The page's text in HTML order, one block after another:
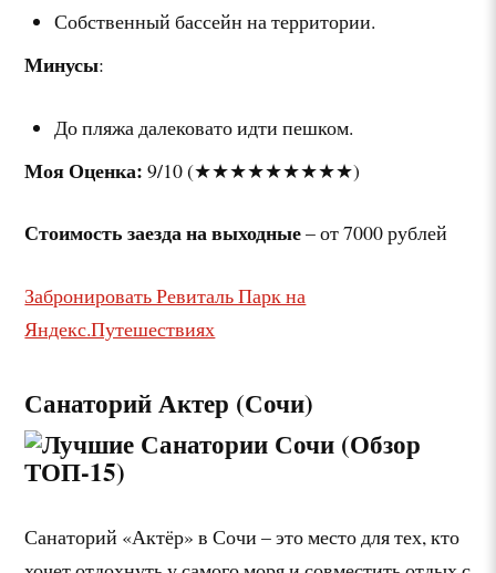
Собственный бассейн на территории.
Минусы:
До пляжа далековато идти пешком.
Моя Оценка: 9/10 (★★★★★★★★★)
Стоимость заезда на выходные– от 7000 рублей
Забронировать Ревиталь Парк на
Яндекс.Путешествиях
Санаторий Актер (Сочи)
Санаторий «Актёр» в Сочи – это место для тех, кто